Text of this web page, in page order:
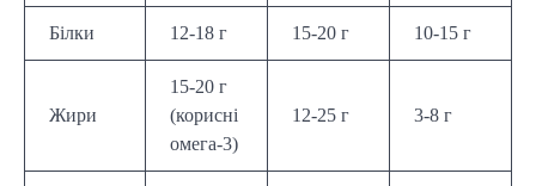
Білки 12-18 г 15-20 г 10-15 г
Жири
15-20 г
(корисні
омега-3)
12-25 г 3-8 г